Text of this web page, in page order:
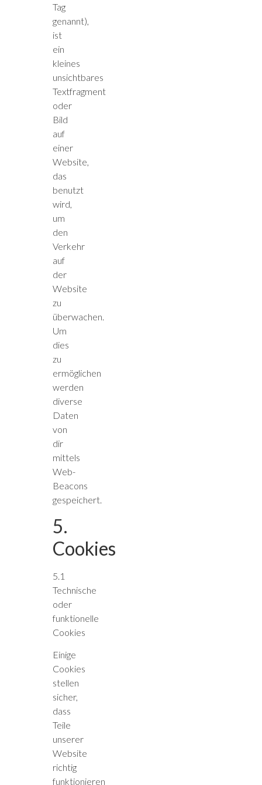
Tag
genannt),
ist
ein
kleines
unsichtbares
Textfragment
oder
Bild
auf
einer
Website,
das
benutzt
wird,
um
den
Verkehr
auf
der
Website
zu
überwachen.
Um
dies
zu
ermöglichen
werden
diverse
Daten
von
dir
mittels
Web-
Beacons
gespeichert.
5.
Cookies
5.1
Technische
oder
funktionelle
Cookies
Einige
Cookies
stellen
sicher,
dass
Teile
unserer
Website
richtig
funktionieren